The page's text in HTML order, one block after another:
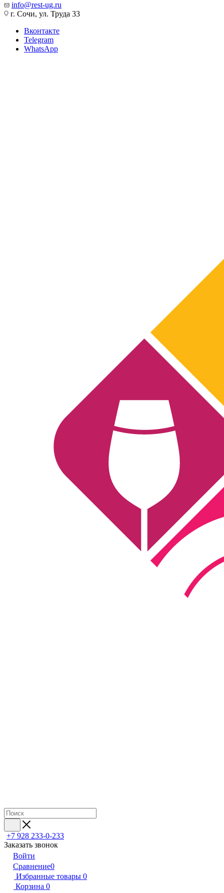
info@rest-ug.ru
г. Сочи, ул. Труда 33
Вконтакте
Telegram
WhatsApp
+7 928 233-0-233
Заказать звонок
Войти
Сравнение0
Избранные товары 0
Корзина 0